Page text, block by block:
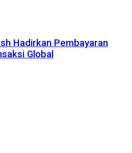
Hadirkan Pembayaran
Global